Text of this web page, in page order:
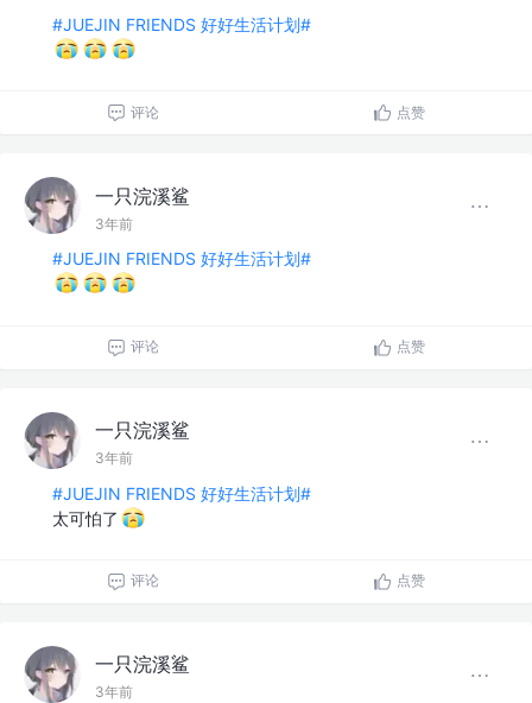
#JUEJIN FRIENDS 好好生活计划#
评论 点赞
一只浣溪鲨
3年前
#JUEJIN FRIENDS 好好生活计划#
评论 点赞
一只浣溪鲨
3年前
#JUEJIN FRIENDS 好好生活计划#
太可怕了
评论 点赞
一只浣溪鲨
3年前